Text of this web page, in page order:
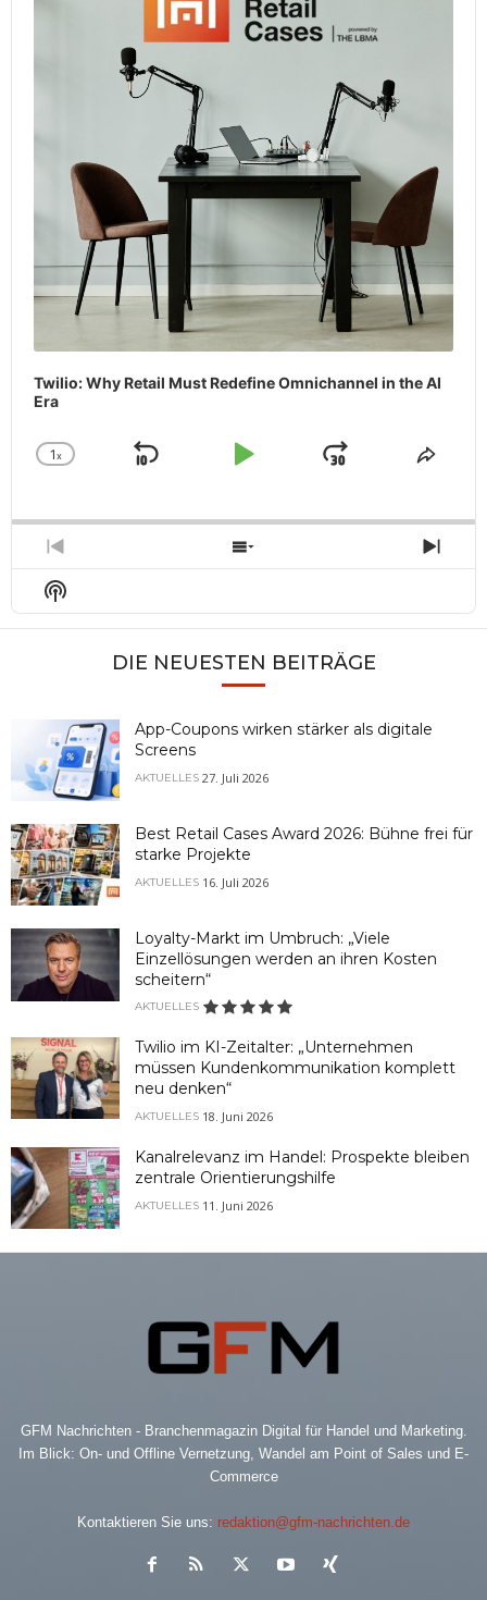
Twilio: Why Retail Must Redefine Omnichannel in the AI
Era
Change
1x
Skip
Play
Jump
Share
Previous
Episode
Show
Next
Show
Podcast
Information
DIE NEUESTEN BEITRÄGE
App-Coupons wirken stärker als digitale
Screens
AKTUELLES 27. Juli 2026
Best Retail Cases Award 2026: Bühne frei für
starke Projekte
AKTUELLES 16. Juli 2026
Loyalty-Markt im Umbruch: „Viele
Einzellösungen werden an ihren Kosten
scheitern“
AKTUELLES
Twilio im KI-Zeitalter: „Unternehmen
müssen Kundenkommunikation komplett
neu denken“
AKTUELLES 18. Juni 2026
Kanalrelevanz im Handel: Prospekte bleiben
zentrale Orientierungshilfe
AKTUELLES 11. Juni 2026
GFM Nachrichten - Branchenmagazin Digital für Handel und Marketing.
Im Blick: On- und Offline Vernetzung, Wandel am Point of Sales und E-
Commerce
Kontaktieren Sie uns: redaktion@gfm-nachrichten.de